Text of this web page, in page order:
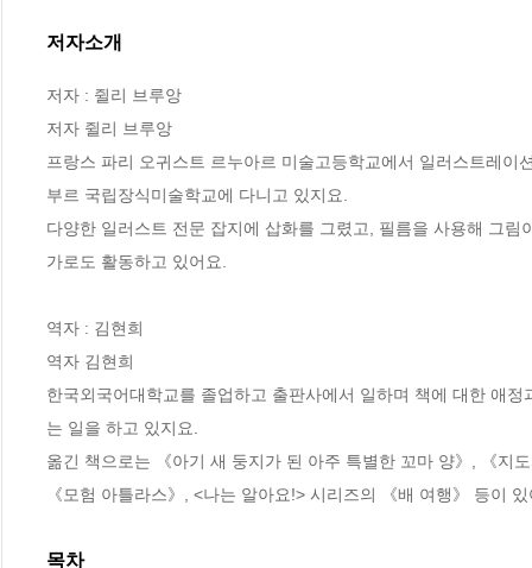
저자소개
저자 : 쥘리 브루앙
저자 쥘리 브루앙
프랑스 파리 오귀스트 르누아르 미술고등학교에서 일러스트레
부르 국립장식미술학교에 다니고 있지요.
다양한 일러스트 전문 잡지에 삽화를 그렸고, 필름을 사용해 그
가로도 활동하고 있어요.
역자 : 김현희
역자 김현희
한국외국어대학교를 졸업하고 출판사에서 일하며 책에 대한 애
는 일을 하고 있지요.
옮긴 책으로는 《아기 새 둥지가 된 아주 특별한 꼬마 양》, 《지
《모험 아틀라스》, <나는 알아요!> 시리즈의 《배 여행》 등이
목차